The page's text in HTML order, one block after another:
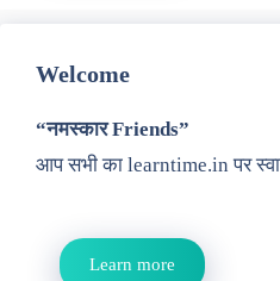
Welcome
“नमस्कार Friends”
आप सभी का learntime.in पर
Learn more